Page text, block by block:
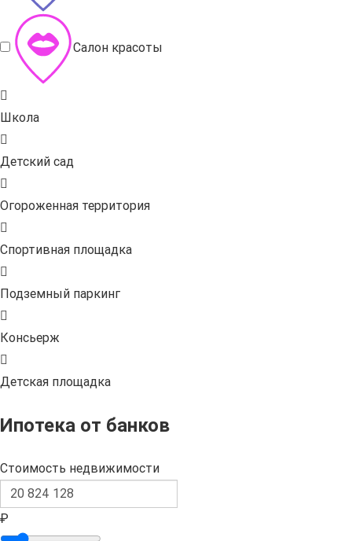
Салон красоты
Школа
Детский сад
Огороженная территория
Спортивная площадка
Подземный паркинг
Консьерж
Детская площадка
Ипотека от банков
Стоимость недвижимости
₽